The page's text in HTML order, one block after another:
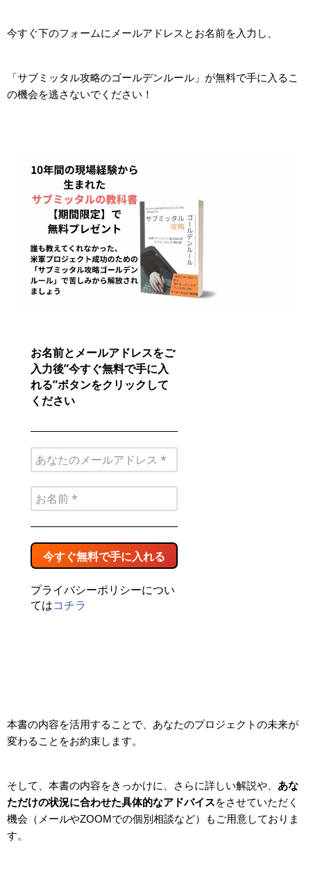
今すぐ下のフォームにメールアドレスとお名前を入力し、
「サブミッタル攻略のゴールデンルール」が無料で手に入るこ
の機会を逃さないでください！
お名前とメールアドレスをご
入力後”今すぐ無料で手に入
れる”ボタンをクリックして
ください
プライバシーポリシーについ
てはコチラ
本書の内容を活用することで、あなたのプロジェクトの未来が
変わることをお約束します。
そして、本書の内容をきっかけに、さらに詳しい解説や、 あな
ただけの状況に合わせた具体的なアドバイスをさせていただく
機会（メールやZOOMでの個別相談など）もご用意しておりま
す。